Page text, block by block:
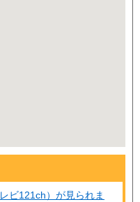
ビ121ch）が見られま